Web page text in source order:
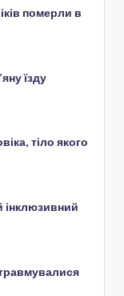
померли в
їзду
тіло якого
інклюзивний